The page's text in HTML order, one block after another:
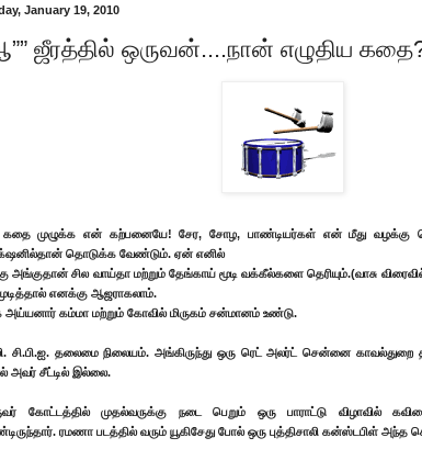
January 19, 2010
ஜீரத்தில் ஒருவன்....நான் எழுதிய
முழுக்க என் கற்பனையே! சேர, சோழ, பாண்டியர்கள் என் மீது வழக்கு
தொடுக்க வேண்டும். ஏன் எனில்
அங்குதான் சில வாய்தா மற்றும் தேங்காய் மூடி வக்கீல்களை தெரியும்.(வாசு
எனக்கு ஆஜராகலாம்.
அய்யனார் கம்மா மற்றும் கோவில் மிருகம் சன்மானம் உண்டு.
சி.பி.ஐ. தலைமை நிலையம். அங்கிருந்து ஒரு ரெட் அலர்ட் சென்னை காவல்துறை
அவர் சீட்டில் இல்லை.
கோட்டத்தில் முதல்வருக்கு நடை பெறும் ஒரு பாராட்டு விழாவில்
ரமணா படத்தில் வரும் யூகிசேது போல் ஒரு புத்திசாலி கன்ஸ்டபிள் அந்த